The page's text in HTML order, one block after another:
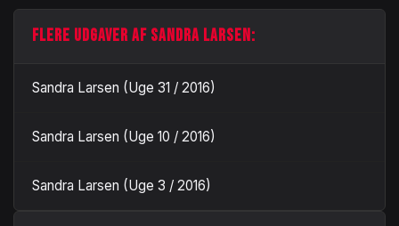
FLERE UDGAVER AF SANDRA LARSEN:
Sandra Larsen (Uge 31 / 2016)
Sandra Larsen (Uge 10 / 2016)
Sandra Larsen (Uge 3 / 2016)